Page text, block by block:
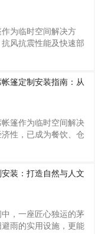
沿海文创市集定制的
合金框架，抗弯强度达
层布（防水等级
持结构稳定。设计上增
50kg设备，满足摊主
为临时空间解决方
风抗震性能及快速部
级、智能控制及定制
的双重突破。一、结
辑酒席帐篷需承载
30mm×50mm镀锌方
牛津布，防水指数达
水。某四川厂商的定制
视窗，在保证透光率
季宴席室内温度提升
篷定制安装指南：从
篷作为临时空间解决
性，已成为餐饮、仓
构，抗风等级达8级，
求年均增长22%。一、
参数优化荷载参数适
m²活荷载，主梁采用
储类帐篷需满足
用双层12号槽钢。例
推拉棚，通过有
装：打造自然与人文
，一座匠心独运的茅
雨的实用设施，更能